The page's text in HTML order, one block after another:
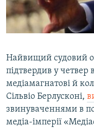
ВІДЕОУРОКИ «ELIFBE»
СВІДЧЕННЯ ОКУПАЦІЇ
Русский
Qırımtatar
ДОЛУЧАЙСЯ!
Усі сайти RFE/RL
Найвищий судовий
підтвердив у четвер
медіамагнатові й
Сільвіо Берлусконі,
звинуваченнями в
медіа-імперії